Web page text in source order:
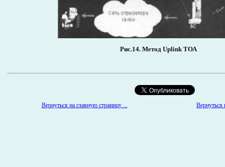
Рис.14. Метод Uplink ТОА
Вернуться